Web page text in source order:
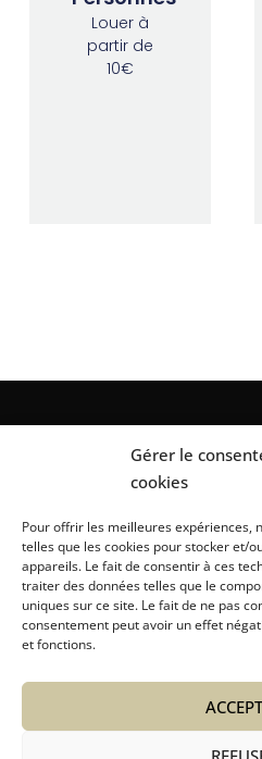
Gérer le
cookies
Pour offrir les meilleures expériences,
telles que les cookies pour stocker et/
appareils. Le fait de consentir à ces
traiter des données telles que le
uniques sur ce site. Le fait de ne pas
consentement peut avoir un effet
et fonctions.
Louer à
partir de
10€
Location linge et matériels
Autres Services